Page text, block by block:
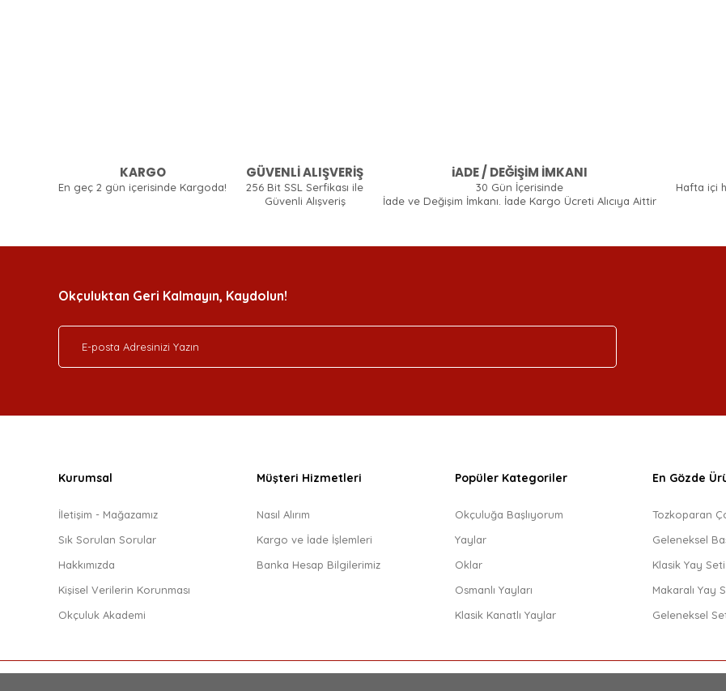
KARGO
En geç 2 gün içerisinde Kargoda!
GÜVENLİ ALIŞVERİŞ
256 Bit SSL Serfikası ile
Güvenli Alışveriş
iADE / DEĞİŞİM İMKANI
30 Gün İçerisinde
İade ve Değişim İmkanı. İade Kargo Ücreti Alıcıya Aittir
Hafta içi
Okçuluktan Geri Kalmayın, Kaydolun!
Kurumsal
İletişim - Mağazamız
Sık Sorulan Sorular
Hakkımızda
Kişisel Verilerin Korunması
Okçuluk Akademi
Müşteri Hizmetleri
Nasıl Alırım
Kargo ve İade İşlemleri
Banka Hesap Bilgilerimiz
Popüler Kategoriler
Okçuluğa Başlıyorum
Yaylar
Oklar
Osmanlı Yayları
Klasik Kanatlı Yaylar
En Gözde
Tozkoparan
Geleneksel
Klasik Yay Seti
Makaralı Yay
Geleneksel